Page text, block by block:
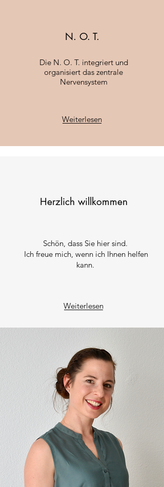
N. O. T.
Die N. O. T. integriert und
organisiert das zentrale
Nervensystem
Weiterlesen
Herzlich willkommen
Schön, dass Sie hier sind.
Ich freue mich, wenn ich Ihnen helfen
kann.
Weiterlesen